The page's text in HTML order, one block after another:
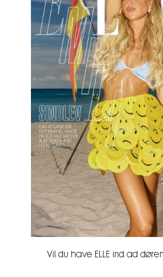
Vil du have ELLE ind ad